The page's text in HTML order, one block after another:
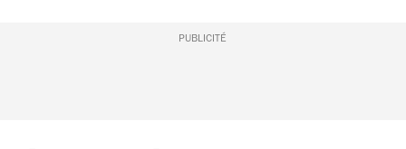
PUBLICITÉ